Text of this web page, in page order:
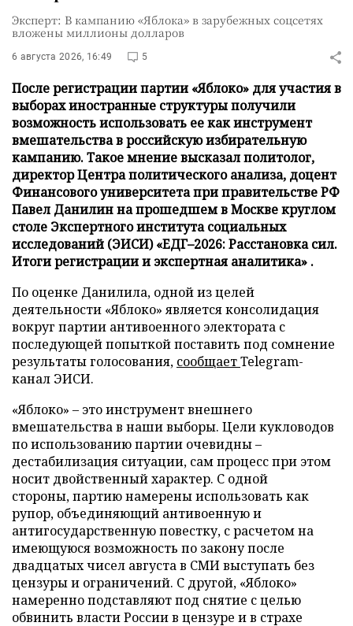
Эксперт: В кампанию «Яблока» в зарубежных соцсетях
вложены миллионы долларов
6 августа 2026, 16:49 5
После регистрации партии «Яблоко» для участия в
выборах иностранные структуры получили
возможность использовать ее как инструмент
вмешательства в российскую избирательную
кампанию. Такое мнение высказал политолог,
директор Центра политического анализа, доцент
Финансового университета при правительстве РФ
Павел Данилин на прошедшем в Москве круглом
столе Экспертного института социальных
исследований (ЭИСИ) «ЕДГ–2026: Расстановка сил.
Итоги регистрации и экспертная аналитика» .
По оценке Данилила, одной из целей
деятельности «Яблоко» является консолидация
вокруг партии антивоенного электората с
последующей попыткой поставить под сомнение
результаты голосования, сообщаетTelegram-
канал ЭИСИ.
«Яблоко» – это инструмент внешнего
вмешательства в наши выборы. Цели кукловодов
по использованию партии очевидны –
дестабилизация ситуации, сам процесс при этом
носит двойственный характер. С одной
стороны, партию намерены использовать как
рупор, объединяющий антивоенную и
антигосударственную повестку, с расчетом на
имеющуюся возможность по закону после
двадцатых чисел августа в СМИ выступать без
цензуры и ограничений. С другой, «Яблоко»
намеренно подставляют под снятие с целью
обвинить власти России в цензуре и в страхе